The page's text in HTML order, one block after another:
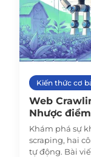
Kiến thức cơ
Web
Nhược điểm
Khám phá sự
scraping, hai
tự động. Bài